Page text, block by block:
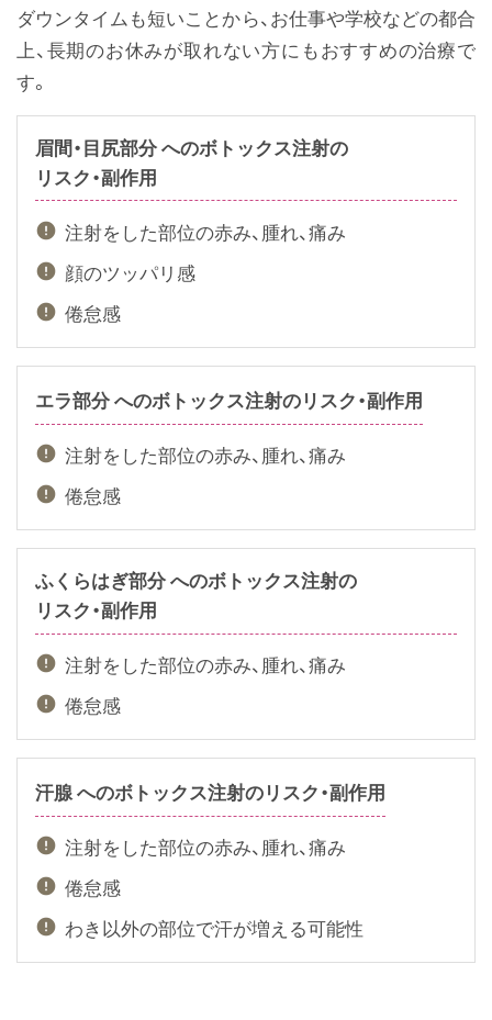
ダウンタイムも短いことから、お仕事や学校などの都合
上、長期のお休みが取れない方にもおすすめの治療で
す。
眉間・目尻部分 へのボトックス注射の
リスク・副作用
注射をした部位の赤み、腫れ、痛み
顔のツッパリ感
倦怠感
エラ部分 へのボトックス注射のリスク・副作用
注射をした部位の赤み、腫れ、痛み
倦怠感
ふくらはぎ部分 へのボトックス注射の
リスク・副作用
注射をした部位の赤み、腫れ、痛み
倦怠感
汗腺 へのボトックス注射のリスク・副作用
注射をした部位の赤み、腫れ、痛み
倦怠感
わき以外の部位で汗が増える可能性